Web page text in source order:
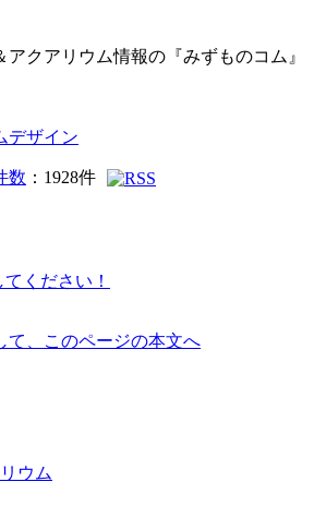
クアリウム情報の『みずものコム』
数 ： 1928件
て、このページの本文へ
ウム